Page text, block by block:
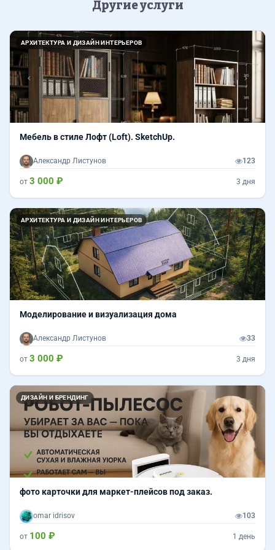
Другие услуги
АРХИТЕКТУРА И ДИЗАЙН ИНТЕРЬЕРОВ
Назад
Мебель в стиле Лофт (Loft). SketchUp.
Александр Листунов 123
от 3 000 ₽ 3 дня
АРХИТЕКТУРА И ДИЗАЙН ИНТЕРЬЕРОВ
Моделирование и визуализация дома
Александр Листунов 33
от 3 000 ₽ 3 дня
ДИЗАЙН И БРЕНДИНГ
Назад
фото карточки для маркет-плейсов под заказ.
omar idrisov 103
от 100 ₽ 1 день